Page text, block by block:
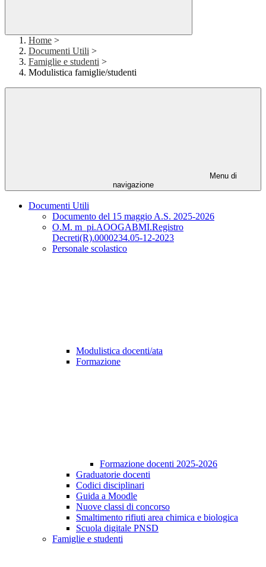
Home >
Documenti Utili >
Famiglie e studenti >
Modulistica famiglie/studenti
Menu di
navigazione
Documenti Utili
Documento del 15 maggio A.S. 2025-2026
O.M. m_pi.AOOGABMI.Registro
Decreti(R).0000234.05-12-2023
Personale scolastico
Modulistica docenti/ata
Formazione
Formazione docenti 2025-2026
Graduatorie docenti
Codici disciplinari
Guida a Moodle
Nuove classi di concorso
Smaltimento rifiuti area chimica e biologica
Scuola digitale PNSD
Famiglie e studenti